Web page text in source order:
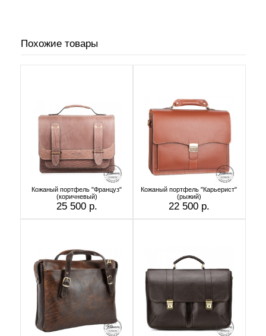
Похожие товары
Кожаный портфель "Француз"
(коричневый)
25 500 р.
Кожаный портфель "Карьерист"
(рыжий)
22 500 р.